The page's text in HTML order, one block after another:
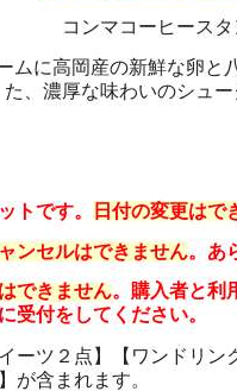
コンマコーヒースタ
ムに高岡産の新鮮な卵と
た、濃厚な味わいのシュー
トです。
日付の変更はで
ンセルはできません。あ
できません。 購入者と利
受付をしてください。
ーツ２点 】【 ワンドリン
】 が含まれます。